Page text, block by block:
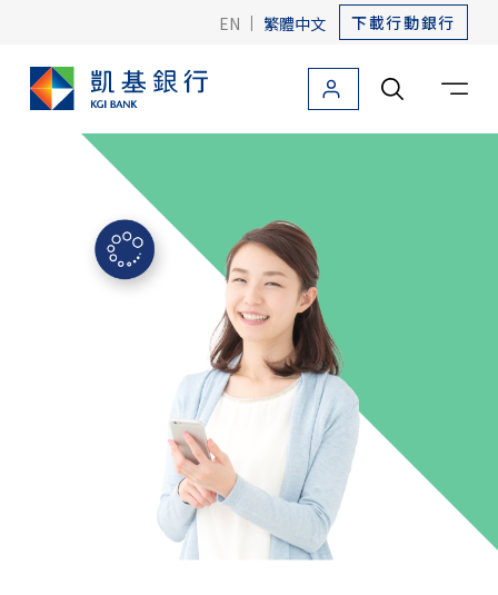
EN | 繁體中文 下載行動銀行
法人金融
個人金融首頁